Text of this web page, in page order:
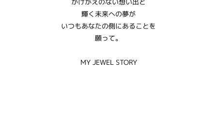
輝く未来への夢が
いつもあなたの側にあることを
願って。
MY JEWEL STORY